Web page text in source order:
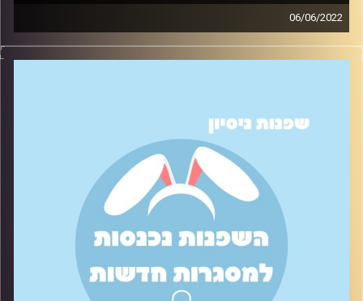
06/06/2022
איך הצלחנו למצוא עבודה בתור סטודנטיות? בואו תשמעו על
התהליך שעברנו בחיפוש העבודה, ואיך גם תוכלו להגדיל את
קרדיט תמונות:שחר קידר וגל ורדי